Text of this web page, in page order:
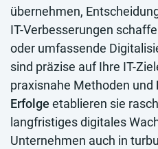
übernehmen,
IT-Verbesserungen
oder umfassende
sind präzise auf Ihre IT-
praxisnahe Methoden und
Erfolge etablieren sie
langfristiges digitales
Unternehmen auch in